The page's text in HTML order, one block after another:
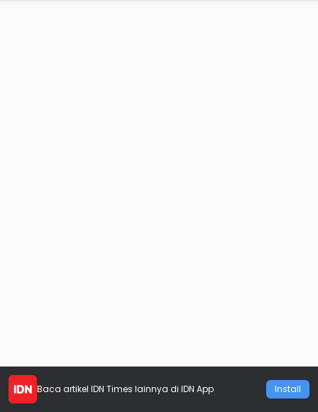
Baca artikel IDN Times lainnya di IDN App Install